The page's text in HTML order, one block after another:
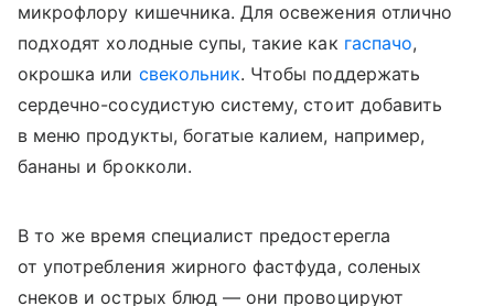
микрофлору кишечника. Для освежения отлично
подходят холодные супы, такие как гаспачо,
окрошка или свекольник. Чтобы поддержать
сердечно-сосудистую систему, стоит добавить
в меню продукты, богатые калием, например,
бананы и брокколи.
В то же время специалист предостерегла
от употребления жирного фастфуда, соленых
снеков и острых блюд — они провоцируют